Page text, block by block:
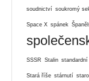
soudnictví soukromý
Space X spánek
SSSR Stalin standardní
Stará říše stárnutí